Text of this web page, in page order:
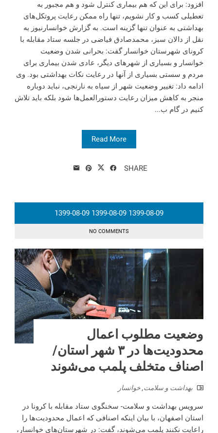
افزود: برای این که هم بیماری کنترل شود و هم مجبور به
تعطیلی کسب و کار نشویم، تنها راه ممکن رعایت پروتکل‌های
بهداشتی به عنوان تنها گزینه است. به گزارش خوانسارنیوز به
نقل از دالان سبز، محمدصادق فیاضی در جلسه ستاد مقابله با
کرونای شهرستان خوانسار گفت: بحرانی شدن وضعیت
خوانسار و بسیاری از شهرهای دیگر، عادی شدن بیماری برای
مردم و سستی بسیاری از آنها در رعایت نکات بهداشتی بود. وی
ادامه داد: تغییر وضعیت شهر از سیاه به نارنجی، نباید دوباره
منجر به کاهش میزان رعایت دستورالعمل‌ها شود بلکه باید تلاش
کنیم در گام ب...
Read More
SHARE
1399-08-09 1399-08-09 1399-08-09
NO COMMENTS
وضعیت مطلوب اعمال
محدودیت‌ها در ۳ شهر استان/
اصناف متخلف پلمب می‌شوند
بهداشت و سلامت,خوانسار
سرویس بهداشت و سلامت- سخنگوی ستاد مقابله با کرونا در
استان اصفهان، با بیان اینکه اصنافی که اعمال محدودیت‌ها را
راعایت نکنند پلمب می‌شوند، گفت: در شهرستان‌های خوانسار،